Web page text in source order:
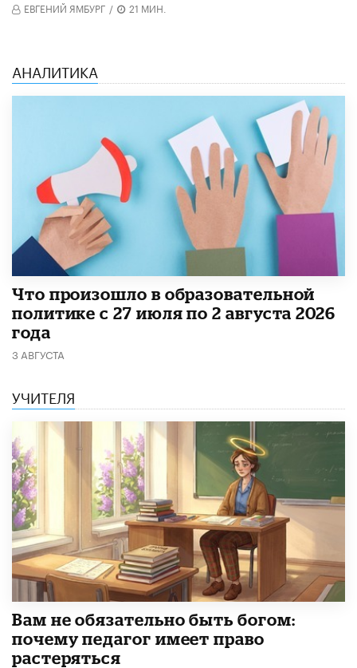
ЕВГЕНИЙ ЯМБУРГ / 21 МИН.
АНАЛИТИКА
​Что произошло в образовательной
политике с 27 июля по 2 августа 2026
года
3 АВГУСТА
УЧИТЕЛЯ
​Вам не обязательно быть богом:
почему педагог имеет право
растеряться